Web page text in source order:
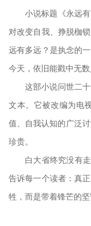
小说标题《永远
对改变自我、挣脱枷
远有多远？是执念的
今天，依旧能戳中无
这部小说问世二
文本。它被改编为电
值、自我认知的广泛
珍贵。
白大省终究没有
告诉每一个读者：真
牲，而是带着锋芒的